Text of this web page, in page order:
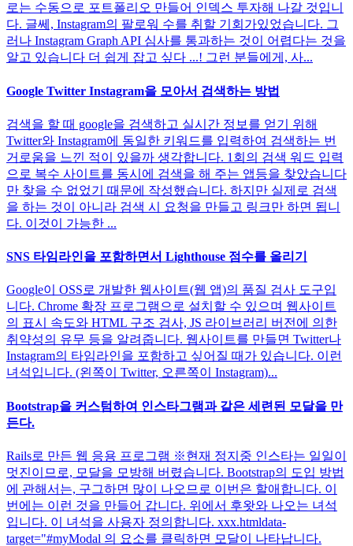
로는 수동으로 포트폴리오 만들어 인덱스 투자해 나갈 것입니
다. 글쎄, Instagram의 팔로워 수를 취할 기회가있었습니다. 그
러나 Instagram Graph API 심사를 통과하는 것이 어렵다는 것을
알고 있습니다 더 쉽게 잡고 싶다 ...! 그런 분들에게, 사...
Google Twitter Instagram을 모아서 검색하는 방법
검색을 할 때 google을 검색하고 실시간 정보를 얻기 위해
Twitter와 Instagram에 동일한 키워드를 입력하여 검색하는 번
거로움을 느낀 적이 있을까 생각합니다. 1회의 검색 워드 입력
으로 복수 사이트를 동시에 검색을 해 주는 앱등을 찾았습니다
만 찾을 수 없었기 때문에 작성했습니다. 하지만 실제로 검색
을 하는 것이 아니라 검색 시 요청을 만들고 링크만 하면 됩니
다. 이것이 가능한 ...
SNS 타임라인을 포함하면서 Lighthouse 점수를 올리기
Google이 OSS로 개발한 웹사이트(웹 앱)의 품질 검사 도구입
니다. Chrome 확장 프로그램으로 설치할 수 있으며 웹사이트
의 표시 속도와 HTML 구조 검사, JS 라이브러리 버전에 의한
취약성의 유무 등을 알려줍니다. 웹사이트를 만들면 Twitter나
Instagram의 타임라인을 포함하고 싶어질 때가 있습니다. 이런
녀석입니다. (왼쪽이 Twitter, 오른쪽이 Instagram)...
Bootstrap을 커스텀하여 인스타그램과 같은 세련된 모달을 만
든다.
Rails로 만든 웹 응용 프로그램 ※현재 정지중 인스타는 일일이
멋진이므로, 모달을 모방해 버렸습니다. Bootstrap의 도입 방법
에 관해서는, 구그하면 많이 나오므로 이번은 할애합니다. 이
번에는 이런 것을 만들어 갑니다. 위에서 후왓와 나오는 녀석
입니다. 이 녀석을 사용자 정의합니다. xxx.htmldata-
target="#myModal 의 요소를 클릭하면 모달이 나타납니다.